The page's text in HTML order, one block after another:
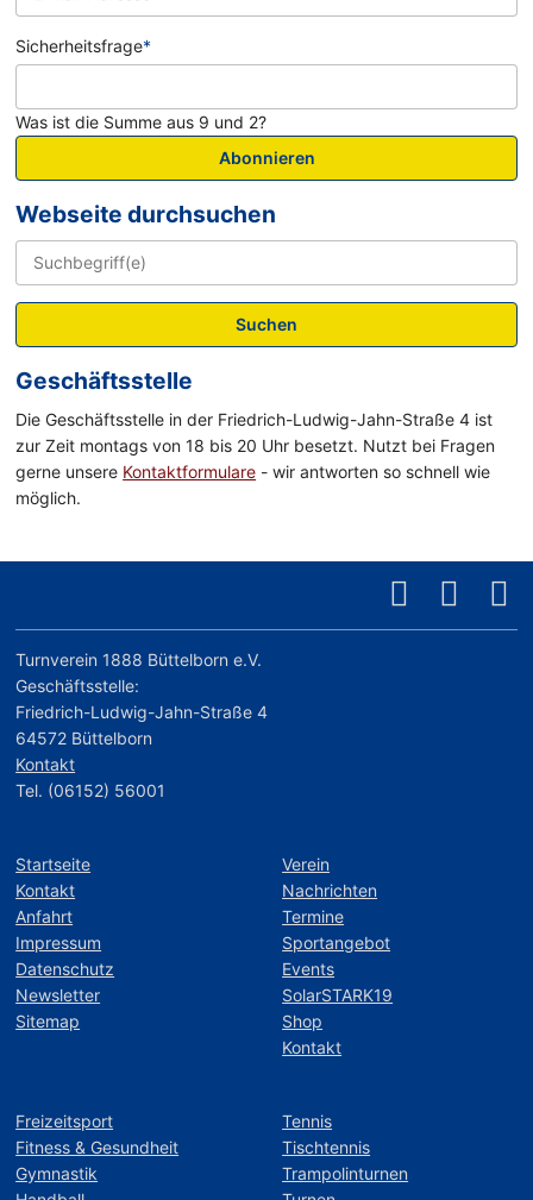
Sicherheitsfrage*
Was ist die Summe aus 9 und 2?
Abonnieren
Webseite durchsuchen
Suchen
Geschäftsstelle
Die Geschäftsstelle in der Friedrich-Ludwig-Jahn-Straße 4 ist
zur Zeit montags von 18 bis 20 Uhr besetzt. Nutzt bei Fragen
gerne unsere Kontaktformulare - wir antworten so schnell wie
möglich.
Turnverein 1888 Büttelborn e.V.
Geschäftsstelle:
Friedrich-Ludwig-Jahn-Straße 4
64572 Büttelborn
Kontakt
Tel. (06152) 56001
Startseite
Kontakt
Anfahrt
Impressum
Datenschutz
Newsletter
Sitemap
Verein
Nachrichten
Termine
Sportangebot
Events
SolarSTARK19
Shop
Kontakt
Freizeitsport
Fitness & Gesundheit
Gymnastik
Tennis
Tischtennis
Trampolinturnen